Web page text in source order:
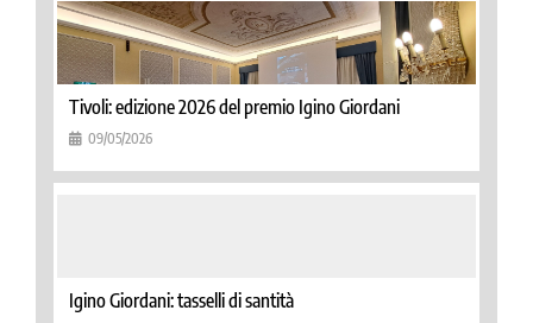
Tivoli: edizione 2026 del premio Igino Giordani
09/05/2026
Igino Giordani: tasselli di santità